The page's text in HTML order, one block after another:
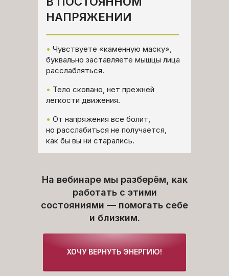
На вебинаре мы разберём, как
работать с этими
состояниями — помогать себе
и близким.
• От напряжения все болит,
но расслабиться не получается,
как бы вы ни старались.
• Тело сковано, нет прежней
легкости движения.
• Чувствуете «каменную маску»,
буквально заставляете мышцы лица
расслабляться.
ХОЧУ ВЕРНУТЬ ЭНЕРГИЮ!
НАПРЯЖЕНИИ